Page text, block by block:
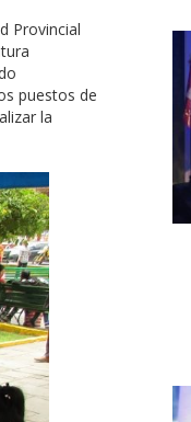
Provincial
puestos de
la